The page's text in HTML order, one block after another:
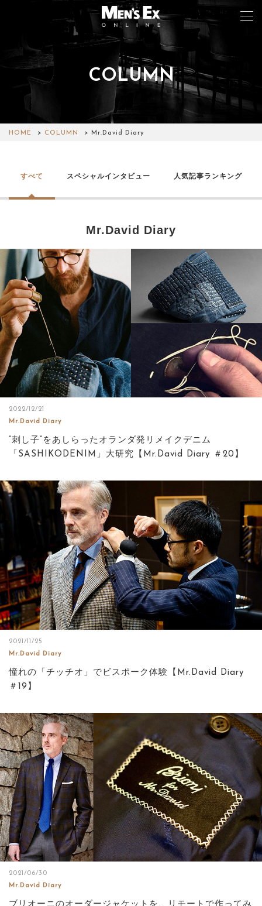
COLUMN
HOME COLUMN Mr.David Diary
すべて スペシャルインタビュー 人気記事ランキング
Mr.David Diary
2022/12/21
Mr.David Diary
”刺し子”をあしらったオランダ発リメイクデニム
「SASHIKODENIM」大研究【Mr.David Diary ＃20】
2021/11/25
Mr.David Diary
憧れの「チッチオ」でビスポーク体験【Mr.David Diary
＃19】
2021/06/30
Mr.David Diary
TOP
FASHION
WATCH
LIFESTYLE
ABOUT SITE
サイトマップ